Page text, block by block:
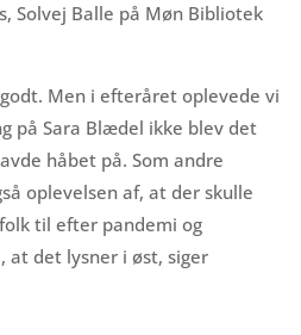
Solvej Balle på Møn Bibliotek
Men i efteråret oplevede vi
på Sara Blædel ikke blev det
håbet på. Som andre
oplevelsen af, at der skulle
til efter pandemi og
at det lysner i øst, siger